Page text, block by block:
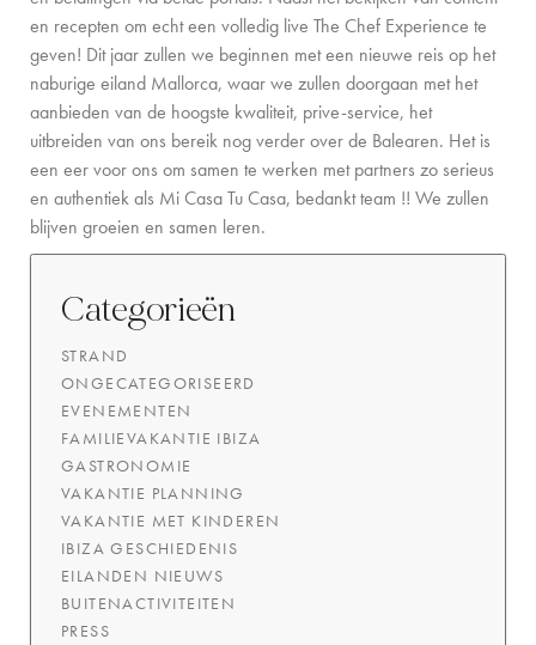
en recepten om echt een volledig live The Chef Experience te
geven! Dit jaar zullen we beginnen met een nieuwe reis op het
naburige eiland Mallorca, waar we zullen doorgaan met het
aanbieden van de hoogste kwaliteit, prive-service, het
uitbreiden van ons bereik nog verder over de Balearen. Het is
een eer voor ons om samen te werken met partners zo serieus
en authentiek als Mi Casa Tu Casa, bedankt team !! We zullen
blijven groeien en samen leren.
Categorieën
STRAND
ONGECATEGORISEERD
EVENEMENTEN
FAMILIEVAKANTIE IBIZA
GASTRONOMIE
VAKANTIE PLANNING
VAKANTIE MET KINDEREN
IBIZA GESCHIEDENIS
EILANDEN NIEUWS
BUITENACTIVITEITEN
PRESS